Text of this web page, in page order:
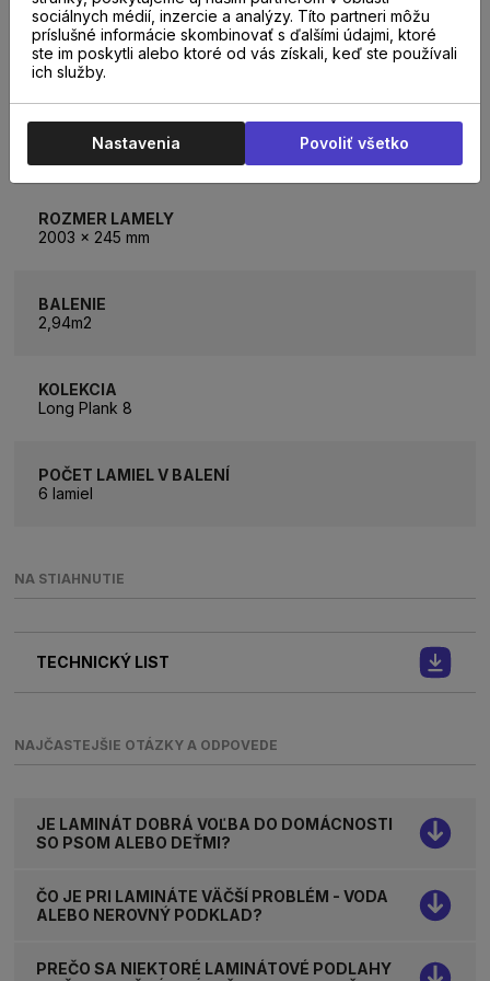
VHODNÁ NA PODLAHOVÉ KÚRENIE
Áno
SPÔSOB POKLÁDKY
Plávajúcim spôsobom na podložku
ROZMER LAMELY
2003 x 245 mm
BALENIE
2,94m2
KOLEKCIA
Long Plank 8
POČET LAMIEL V BALENÍ
6 lamiel
NA STIAHNUTIE
TECHNICKÝ LIST
NAJČASTEJŠIE OTÁZKY A ODPOVEDE
JE LAMINÁT DOBRÁ VOĽBA DO DOMÁCNOSTI
SO PSOM ALEBO DEŤMI?
ČO JE PRI LAMINÁTE VÄČŠÍ PROBLÉM - VODA
ALEBO NEROVNÝ PODKLAD?
PREČO SA NIEKTORÉ LAMINÁTOVÉ PODLAHY
sociálnych médií, inzercie a analýzy. Títo partneri môžu
príslušné informácie skombinovať s ďalšími údajmi, ktoré
ste im poskytli alebo ktoré od vás získali, keď ste používali
ich služby.
Nastavenia Povoliť všetko